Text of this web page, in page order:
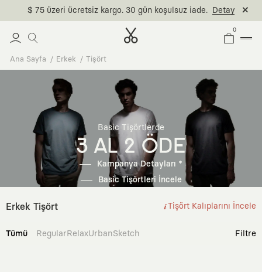
$ 75 üzeri ücretsiz kargo. 30 gün koşulsuz iade. Detay
0
Ana Sayfa Erkek Tişört
Basic Tişörtlerde
3 AL 2 ÖDE
Kampanya Detayları *
Basic Tişörtleri İncele
Erkek Tişört Tişört Kalıplarını İncele
Tümü RegularRelaxUrbanSketch Filtre